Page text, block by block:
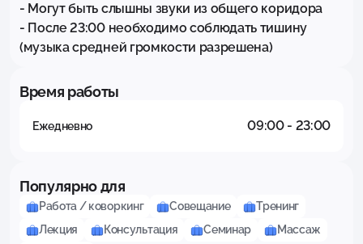
- Могут быть слышны звуки из общего коридора
- После 23:00 необходимо соблюдать тишину
(музыка средней громкости разрешена)
Время работы
Ежедневно 09:00 - 23:00
Популярно для
Работа / коворкинг Совещание
Тренинг
Лекция
Консультация Семинар Массаж